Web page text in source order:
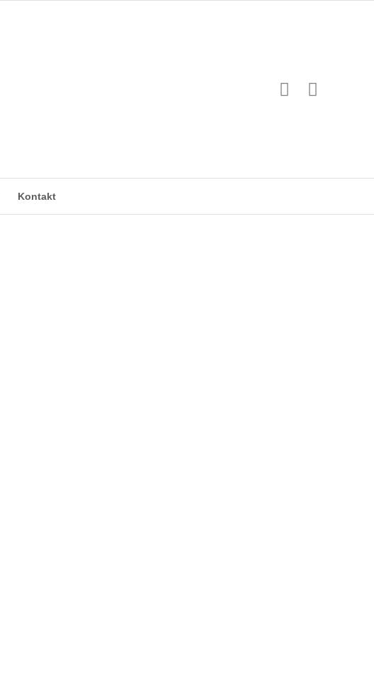
Kontakt